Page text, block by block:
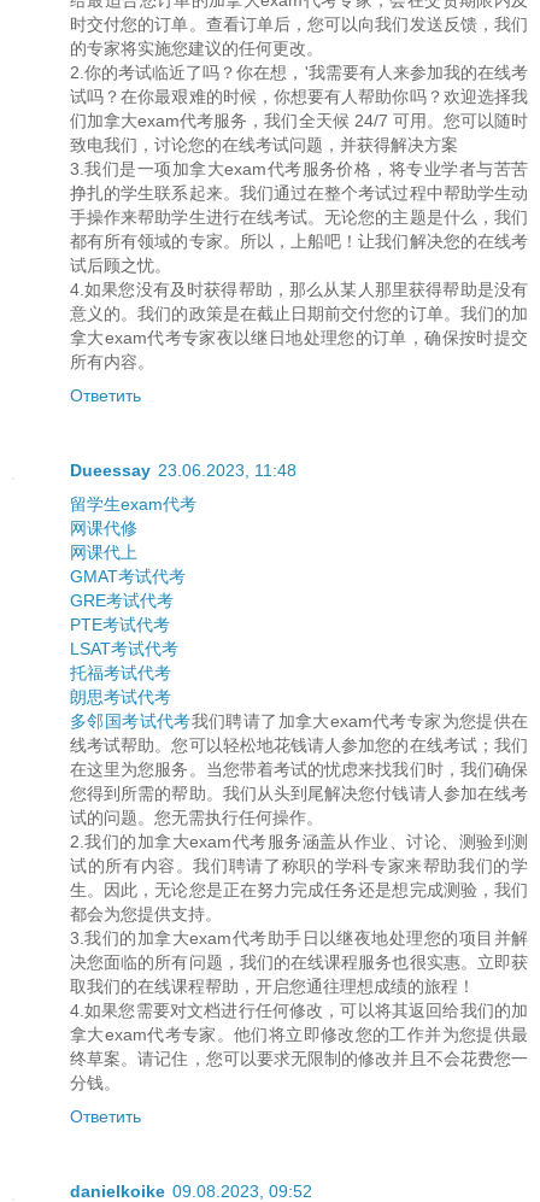
时交付您的订单。查看订单后，您可以向我们发送反馈，我们
的专家将实施您建议的任何更改。
2.你的考试临近了吗？你在想，'我需要有人来参加我的在线考
试吗？在你最艰难的时候，你想要有人帮助你吗？欢迎选择我
们加拿大exam代考服务，我们全天候 24/7 可用。您可以随时
致电我们，讨论您的在线考试问题，并获得解决方案
3.我们是一项加拿大exam代考服务价格，将专业学者与苦苦
挣扎的学生联系起来。我们通过在整个考试过程中帮助学生动
手操作来帮助学生进行在线考试。无论您的主题是什么，我们
都有所有领域的专家。所以，上船吧！让我们解决您的在线考
试后顾之忧。
4.如果您没有及时获得帮助，那么从某人那里获得帮助是没有
意义的。我们的政策是在截止日期前交付您的订单。我们的加
拿大exam代考专家夜以继日地处理您的订单，确保按时提交
所有内容。
Ответить
Dueessay 23.06.2023, 11:48
留学生exam代考
网课代修
网课代上
GMAT考试代考
GRE考试代考
PTE考试代考
LSAT考试代考
托福考试代考
朗思考试代考
多邻国考试代考我们聘请了加拿大exam代考专家为您提供在
线考试帮助。您可以轻松地花钱请人参加您的在线考试；我们
在这里为您服务。当您带着考试的忧虑来找我们时，我们确保
您得到所需的帮助。我们从头到尾解决您付钱请人参加在线考
试的问题。您无需执行任何操作。
2.我们的加拿大exam代考服务涵盖从作业、讨论、测验到测
试的所有内容。我们聘请了称职的学科专家来帮助我们的学
生。因此，无论您是正在努力完成任务还是想完成测验，我们
都会为您提供支持。
3.我们的加拿大exam代考助手日以继夜地处理您的项目并解
决您面临的所有问题，我们的在线课程服务也很实惠。立即获
取我们的在线课程帮助，开启您通往理想成绩的旅程！
4.如果您需要对文档进行任何修改，可以将其返回给我们的加
拿大exam代考专家。他们将立即修改您的工作并为您提供最
终草案。请记住，您可以要求无限制的修改并且不会花费您一
分钱。
Ответить
danielkoike 09.08.2023, 09:52